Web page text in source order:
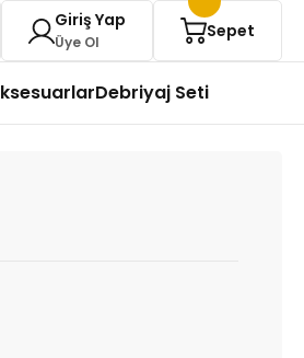
Giriş Yap
Üye Ol
Sepet
Debriyaj Seti